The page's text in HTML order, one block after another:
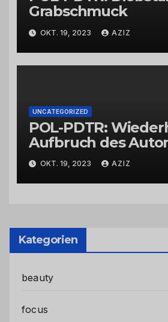
Grabschmuck
OKT. 19, 2023 AZIZ
UNCATEGORIZED
POL-PDTR:
Aufbruch des
Hermeskeil am
OKT. 19, 2023 AZIZ
Kategorien
beauty
focus